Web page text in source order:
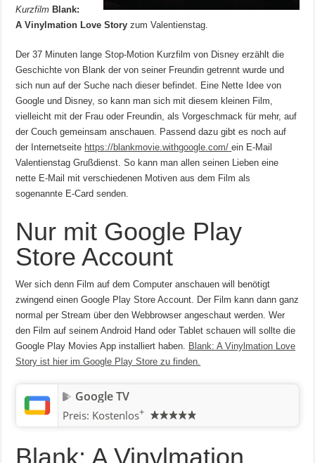
Kurzfilm Blank:
A Vinylmation Love Story zum Valentienstag.
Der 37 Minuten lange Stop-Motion Kurzfilm von Disney erzählt die
Geschichte von Blank der von seiner Freundin getrennt wurde und
sich nun auf der Suche nach dieser befindet. Eine Nette Idee von
Google und Disney, so kann man sich mit diesem kleinen Film,
vielleicht mit der Frau oder Freundin, als Vorgeschmack für mehr, auf
der Couch gemeinsam anschauen. Passend dazu gibt es noch auf
der Internetseite https://blankmovie.withgoogle.com/ein E-Mail
Valentienstag Grußdienst. So kann man allen seinen Lieben eine
nette E-Mail mit verschiedenen Motiven aus dem Film als
sogenannte E-Card senden.
Nur mit Google Play
Store Account
Wer sich denn Film auf dem Computer anschauen will benötigt
zwingend einen Google Play Store Account. Der Film kann dann ganz
normal per Stream über den Webbrowser angeschaut werden. Wer
den Film auf seinem Android Hand oder Tablet schauen will sollte die
Google Play Movies App installiert haben. Blank: A Vinylmation Love
Story ist hier im Google Play Store zu finden.
Google TV
Preis: Kostenlos+
Blank: A Vinylmation